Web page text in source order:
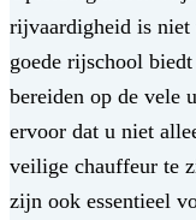
rijvaardigheid is
goede rijschool
bereiden op de vele
ervoor dat u niet
veilige chauffeur te
zijn ook essentieel